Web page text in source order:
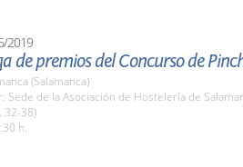
2019
de premios del Concurso de
(Salamanca)
Sede de la Asociación de Hostelería de
32-38)
h.